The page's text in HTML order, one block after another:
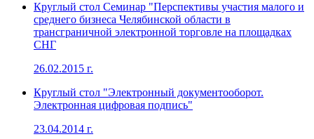
Круглый стол Семинар "Перспективы участия малого и
среднего бизнеса Челябинской области в
трансграничной электронной торговле на площадках
СНГ
26.02.2015 г.
Круглый стол "Электронный документооборот.
Электронная цифровая подпись"
23.04.2014 г.